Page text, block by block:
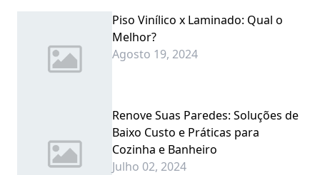
Piso Vinílico x Laminado: Qual o
Melhor?
Agosto 19, 2024
Renove Suas Paredes: Soluções de
Baixo Custo e Práticas para
Cozinha e Banheiro
Julho 02, 2024